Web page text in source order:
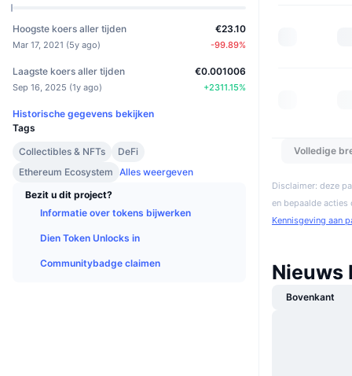
Hoogste koers aller tijden
Mar 17, 2021 (5y ago)
€23.10
-99.89%
Laagste koers aller tijden
Sep 16, 2025 (1y ago)
€0.001006
+2311.15%
Historische gegevens bekijken
Tags
Collectibles & NFTs
DeFi
Ethereum Ecosystem Alles weergeven
Bezit u dit project?
Informatie over tokens bijwerken
Dien Token Unlocks in
Communitybadge claimen
Volledige
Disclaimer: deze
en bepaalde
Kennisgeving aan
Nieuws
Bovenkant